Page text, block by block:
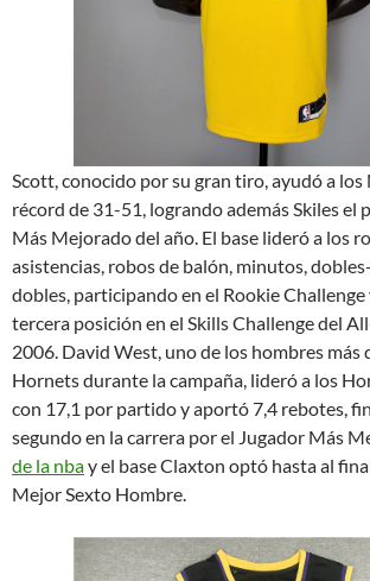
Scott, conocido por su gran tiro, ayudó a los
récord de 31-51, logrando además Skiles el
Más Mejorado del año. El base lideró a los
asistencias, robos de balón, minutos,
dobles, participando en el Rookie
tercera posición en el Skills Challenge del
2006. David West, uno de los hombres más
Hornets durante la campaña, lideró a los
con 17,1 por partido y aportó 7,4 rebotes,
segundo en la carrera por el Jugador Más
de la nbay el base Claxton optó hasta al
Mejor Sexto Hombre.